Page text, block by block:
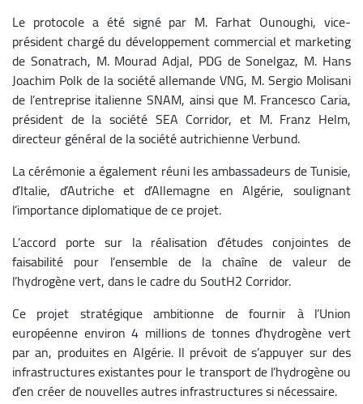
Le protocole a été signé par M. Farhat Ounoughi, vice-
président chargé du développement commercial et marketing
de Sonatrach, M. Mourad Adjal, PDG de Sonelgaz, M. Hans
Joachim Polk de la société allemande VNG, M. Sergio Molisani
de l’entreprise italienne SNAM, ainsi que M. Francesco Caria,
président de la société SEA Corridor, et M. Franz Helm,
directeur général de la société autrichienne Verbund.
La cérémonie a également réuni les ambassadeurs de Tunisie,
d’Italie, d’Autriche et d’Allemagne en Algérie, soulignant
l’importance diplomatique de ce projet.
L’accord porte sur la réalisation d’études conjointes de
faisabilité pour l’ensemble de la chaîne de valeur de
l’hydrogène vert, dans le cadre du SoutH2 Corridor.
Ce projet stratégique ambitionne de fournir à l’Union
européenne environ 4 millions de tonnes d’hydrogène vert
par an, produites en Algérie. Il prévoit de s’appuyer sur des
infrastructures existantes pour le transport de l’hydrogène ou
d’en créer de nouvelles autres infrastructures si nécessaire.